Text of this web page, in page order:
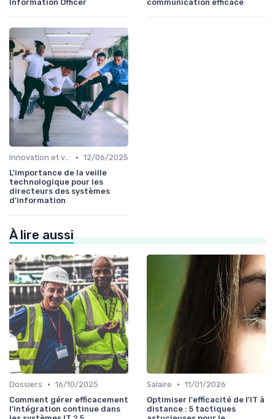
Information Officer communication efficace
Innovation et veille technologique • 12/06/2025
L'importance de la veille
technologique pour les
directeurs des systèmes
d'information
À lire aussi
Dossiers • 16/10/2025
Comment gérer efficacement
l'intégration continue dans
Salaire • 11/01/2026
Optimiser l'efficacité de l'IT à
distance : 5 tactiques